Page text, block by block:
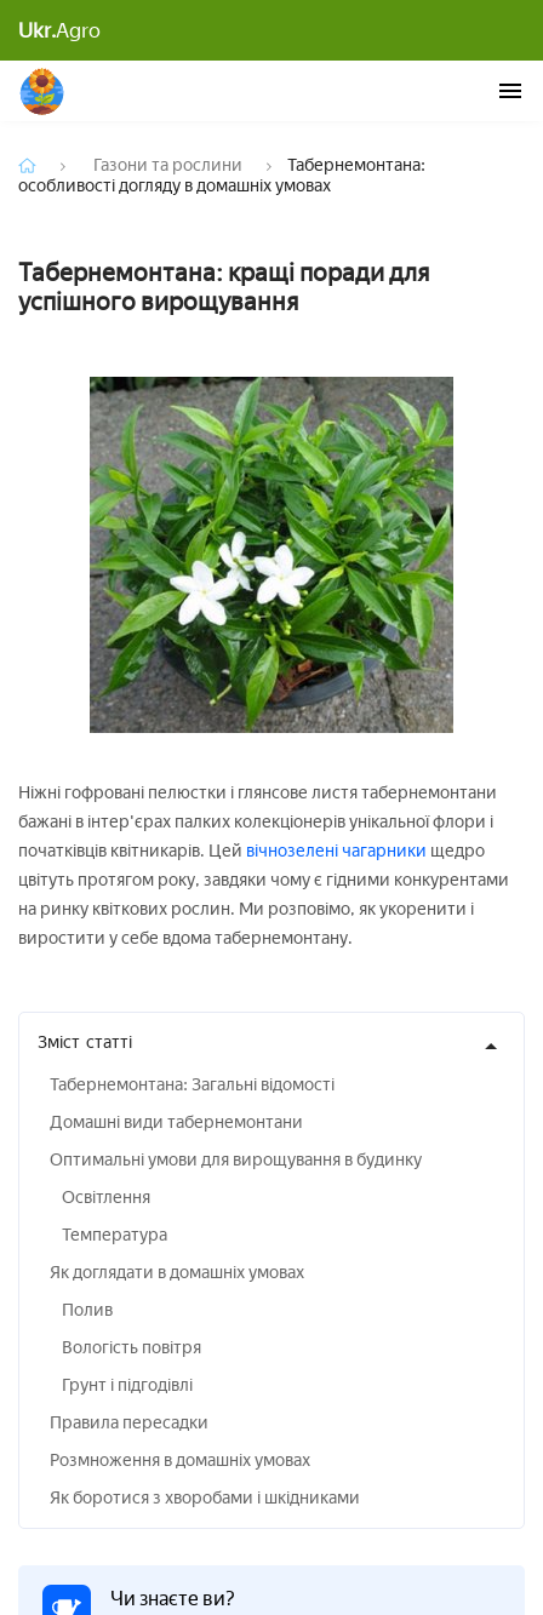
Ukr.Agroумовах
Газони та рослини
Табернемонтана:
особливості догляду в домашніх умовах
Табернемонтана: кращі поради для
успішного вирощування
Ніжні гофровані пелюстки і глянсове листя табернемонтани
бажані в інтер'єрах палких колекціонерів унікальної флори і
початківців квітникарів. Цей вічнозелені чагарники щедро
цвітуть протягом року, завдяки чому є гідними конкурентами
на ринку квіткових рослин. Ми розповімо, як укоренити і
виростити у себе вдома табернемонтану.
Зміст статті
Табернемонтана: Загальні відомості
Домашні види табернемонтани
Оптимальні умови для вирощування в будинку
Освітлення
Температура
Як доглядати в домашніх умовах
Полив
Вологість повітря
Грунт і підгодівлі
Правила пересадки
Розмноження в домашніх умовах
Як боротися з хворобами і шкідниками
Чи знаєте ви?